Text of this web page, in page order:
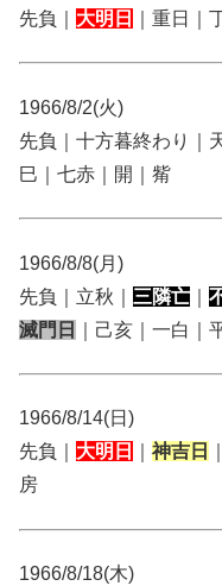
先負｜ 大明日 ｜重日｜
1966/8/2(火)
先負｜十方暮終わり｜
巳｜七赤｜開｜觜
1966/8/8(月)
先負｜立秋｜ 三隣亡
滅門日
｜己亥｜一白｜
1966/8/14(日)
先負｜ 大明日 神吉日
房
1966/8/18(木)